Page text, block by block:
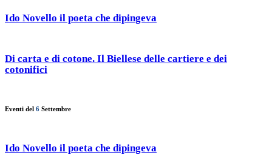
Ido Novello il poeta che dipingeva
Di carta e di cotone. Il Biellese delle cartiere e dei
cotonifici
Eventi del 6 Settembre
Ido Novello il poeta che dipingeva